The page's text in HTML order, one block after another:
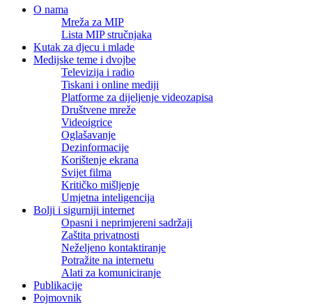
O nama
Mreža za MIP
Lista MIP stručnjaka
Kutak za djecu i mlade
Medijske teme i dvojbe
Televizija i radio
Tiskani i online mediji
Platforme za dijeljenje videozapisa
Društvene mreže
Videoigrice
Oglašavanje
Dezinformacije
Korištenje ekrana
Svijet filma
Kritičko mišljenje
Umjetna inteligencija
Bolji i sigurniji internet
Opasni i neprimjereni sadržaji
Zaštita privatnosti
Neželjeno kontaktiranje
Potražite na internetu
Alati za komuniciranje
Publikacije
Pojmovnik